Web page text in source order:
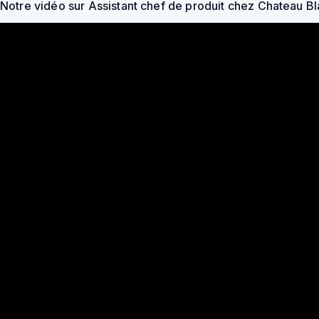
Notre vidéo sur Assistant chef de produit chez Chateau